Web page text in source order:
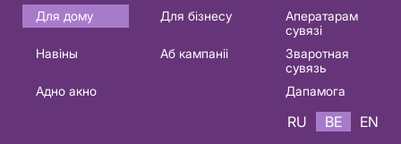
Основная
навигация
Для дому Для бізнесу
Аператарам
сувязі
Навіны
Аб кампаніі
Зваротная
сувязь
Адно акно
Дапамога
RU BE EN